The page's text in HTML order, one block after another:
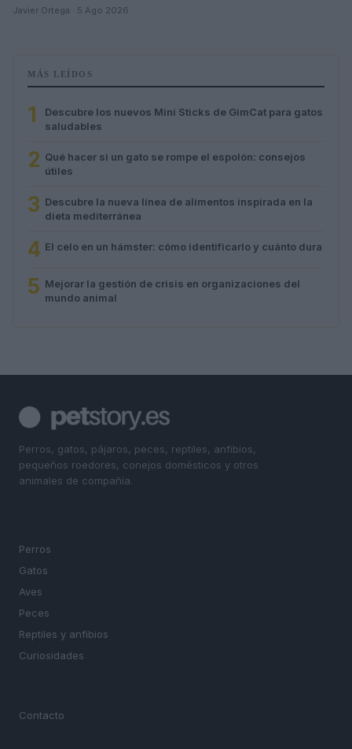
Javier Ortega · 5 Ago 2026
MÁS LEÍDOS
1
Descubre los nuevos Mini Sticks de GimCat para gatos
saludables
2 Qué hacer si un gato se rompe el espolón: consejos
útiles
3 Descubre la nueva línea de alimentos inspirada en la
dieta mediterránea
4 El celo en un hámster: cómo identificarlo y cuánto dura
5 Mejorar la gestión de crisis en organizaciones del
mundo animal
Perros, gatos, pájaros, peces, reptiles, anfibios,
pequeños roedores, conejos domésticos y otros
animales de compañía.
Perros
Gatos
Aves
Peces
Reptiles y anfibios
Curiosidades
Contacto